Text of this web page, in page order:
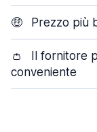
🤑 Prezzo più
👛
Il fornitore
conveniente